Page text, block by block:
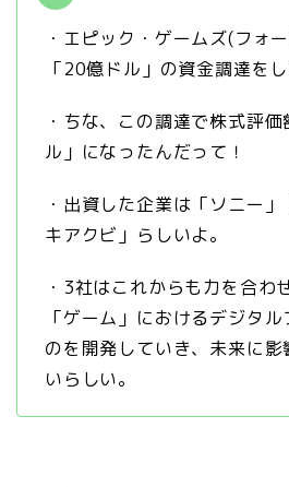
・エピック・ゲームズ(フォ
「20億ドル」の資金調達を
・ちな、この調達で株式評
ル」になったんだって！
・出資した企業は「ソニー
キアクビ」らしいよ。
・3社はこれからも力を合わ
「ゲーム」におけるデジタ
のを開発していき、未来に
いらしい。